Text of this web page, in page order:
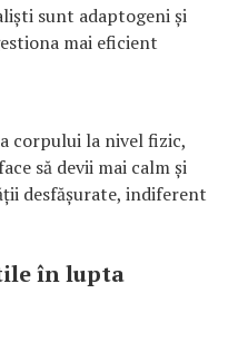
sunt adaptogeni și
mai eficient
corpului la nivel fizic,
să devii mai calm și
desfășurate, indiferent
în lupta